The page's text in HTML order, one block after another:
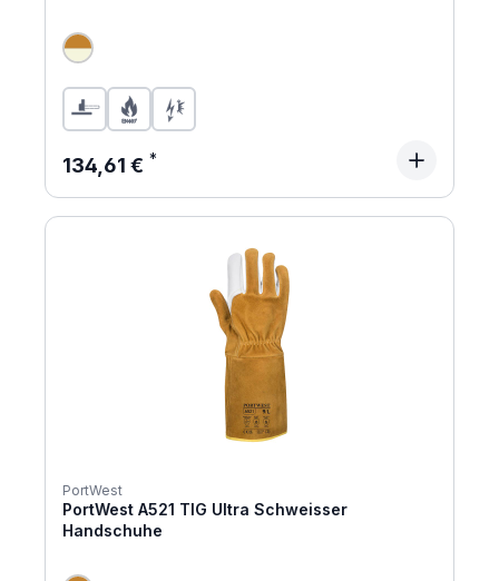
Regulärer Preis:
134,61 €
PortWest
PortWest A521 TIG Ultra Schweisser
Handschuhe